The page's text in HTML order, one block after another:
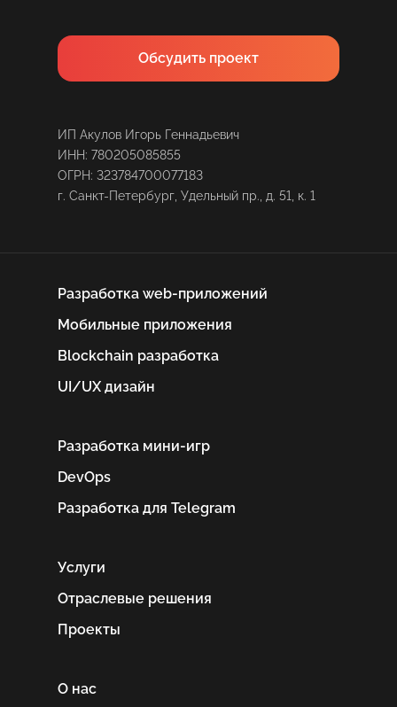
Разработка web-приложений
Мобильные приложения
Blockchain разработка
UI/UX дизайн
Разработка мини-игр
DevOps
Разработка для Telegram
Услуги
Отраслевые решения
Проекты
О нас
Обсудить проект
ИП Акулов Игорь Геннадьевич
ИНН: 780205085855
ОГРН: 323784700077183
г. Санкт-Петербург, Удельный пр., д. 51, к. 1